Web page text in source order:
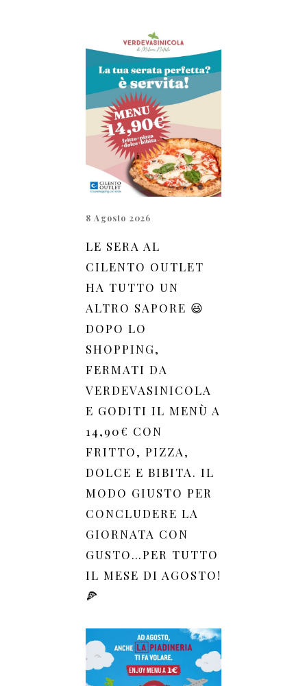
8 Agosto 2026
LE SERA AL
CILENTO OUTLET
HA TUTTO UN
ALTRO SAPORE 😃
DOPO LO
SHOPPING,
FERMATI DA
VERDEVASINICOLA
E GODITI IL MENÙ A
14,90€ CON
FRITTO, PIZZA,
DOLCE E BIBITA. IL
MODO GIUSTO PER
CONCLUDERE LA
GIORNATA CON
GUSTO…PER TUTTO
IL MESE DI AGOSTO!
🍕